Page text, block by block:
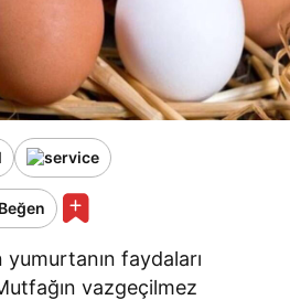
Beğen
faydaları
vazgeçilmez